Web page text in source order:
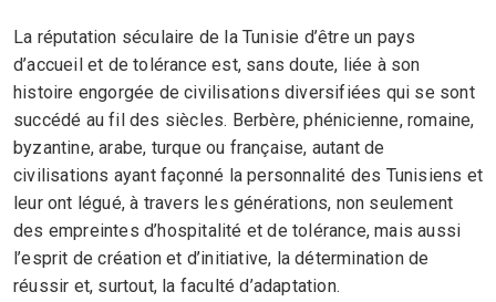
La réputation séculaire de la Tunisie d’être un pays
d’accueil et de tolérance est, sans doute, liée à son
histoire engorgée de civilisations diversifiées qui se sont
succédé au fil des siècles. Berbère, phénicienne, romaine,
byzantine, arabe, turque ou française, autant de
civilisations ayant façonné la personnalité des Tunisiens et
leur ont légué, à travers les générations, non seulement
des empreintes d’hospitalité et de tolérance, mais aussi
l’esprit de création et d’initiative, la détermination de
réussir et, surtout, la faculté d’adaptation.